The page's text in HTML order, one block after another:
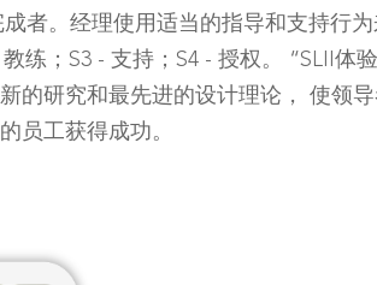
者。经理使用适当的指导和支持行
练；S3 - 支持；S4 - 授权。 “SLII体
的研究和最先进的设计理论， 使领
员工获得成功。